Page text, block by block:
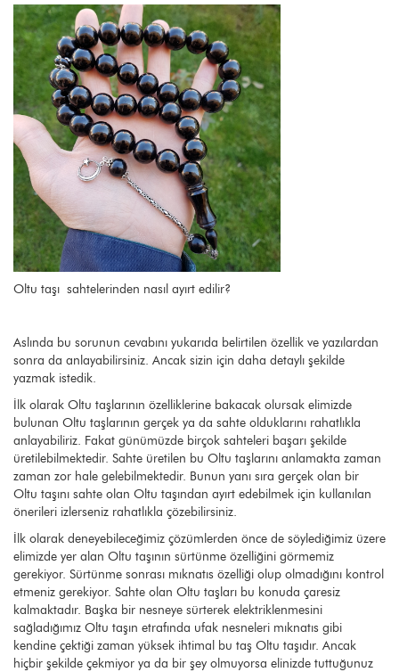
Oltu taşı sahtelerinden nasıl ayırt edilir?
Aslında bu sorunun cevabını yukarıda belirtilen özellik ve yazılardan
sonra da anlayabilirsiniz. Ancak sizin için daha detaylı şekilde
yazmak istedik.
İlk olarak Oltu taşlarının özelliklerine bakacak olursak elimizde
bulunan Oltu taşlarının gerçek ya da sahte olduklarını rahatlıkla
anlayabiliriz. Fakat günümüzde birçok sahteleri başarı şekilde
üretilebilmektedir. Sahte üretilen bu Oltu taşlarını anlamakta zaman
zaman zor hale gelebilmektedir. Bunun yanı sıra gerçek olan bir
Oltu taşını sahte olan Oltu taşından ayırt edebilmek için kullanılan
önerileri izlerseniz rahatlıkla çözebilirsiniz.
İlk olarak deneyebileceğimiz çözümlerden önce de söylediğimiz üzere
elimizde yer alan Oltu taşının sürtünme özelliğini görmemiz
gerekiyor. Sürtünme sonrası mıknatıs özelliği olup olmadığını kontrol
etmeniz gerekiyor. Sahte olan Oltu taşları bu konuda çaresiz
kalmaktadır. Başka bir nesneye sürterek elektriklenmesini
sağladığımız Oltu taşın etrafında ufak nesneleri mıknatıs gibi
kendine çektiği zaman yüksek ihtimal bu taş Oltu taşıdır. Ancak
hiçbir şekilde çekmiyor ya da bir şey olmuyorsa elinizde tuttuğunuz